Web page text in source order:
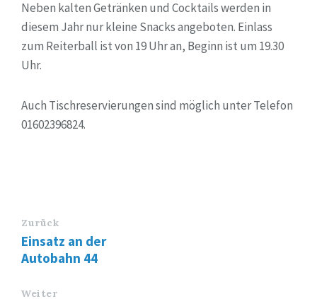
Neben kalten Getränken und Cocktails werden in
diesem Jahr nur kleine Snacks angeboten. Einlass
zum Reiterball ist von 19 Uhr an, Beginn ist um 19.30
Uhr.
Auch Tischreservierungen sind möglich unter Telefon
01602396824.
Zurück
Einsatz an der
Autobahn 44
Weiter